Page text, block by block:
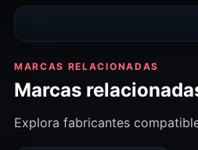
MARCAS RELACIONADAS
Marcas
Explora fabricantes